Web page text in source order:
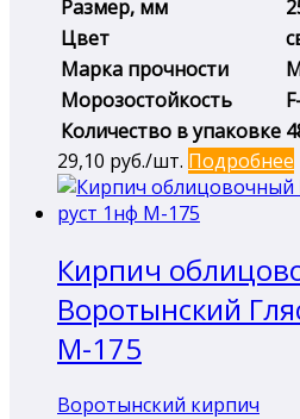
Размер, мм
Цвет
Марка прочности
Морозостойкость
Количество в упаковке
29,10 руб./шт. Подробнее
Кирпич
Воротынский
М-175
Воротынский кирпич